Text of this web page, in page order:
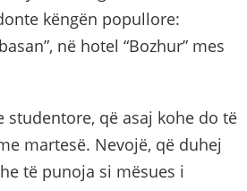
këngën popullore:
në hotel “Bozhur” mes
studentore, që asaj kohe do të
martesë. Nevojë, që duhej
të punoja si mësues i